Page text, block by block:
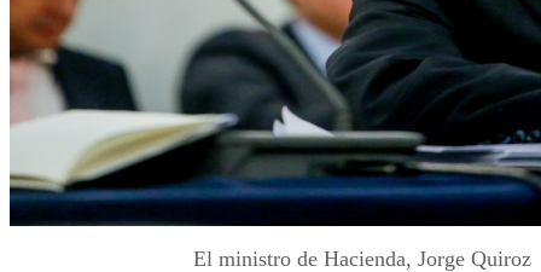
El ministro de Hacienda, Jorge Quiroz